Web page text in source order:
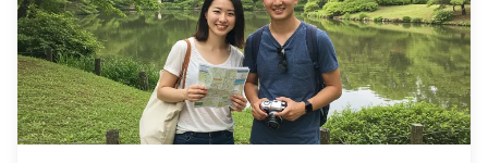
◆추가 정보 ・본 투어의 최대 참가 인원은 8명입니다. ・어린
이는 반드시 성인과 동반해야 합니다. ・만 20세 이상 (일본 법
적 음주 가능 연령) 참가자에게만 주류가 제공됩니다. ・식사
는 Holiday Travel과는 별도의 주방에서 준비되므로 알레르기
없는 식사를 보장하거나 식이 제한을 수용할 수 없습니다. ◆
가고시마 – 음식 & 밤 문화 가고시마시의 덴몬칸은 규슈 최고
의 밤 문화 지구 중 하나입니다. 흑돼지 요리, 은줄멸, 사쓰마아